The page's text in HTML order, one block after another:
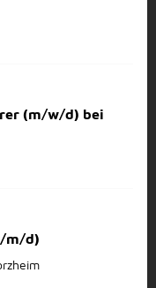
(m/w/d) bei
m/d)